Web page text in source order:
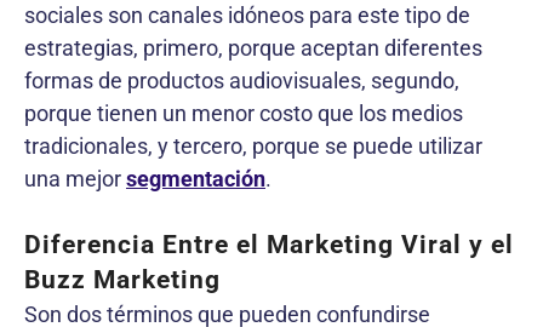
sociales son canales idóneos para este tipo de
estrategias, primero, porque aceptan diferentes
formas de productos audiovisuales, segundo,
porque tienen un menor costo que los medios
tradicionales, y tercero, porque se puede utilizar
una mejorsegmentación.
Diferencia Entre el Marketing Viral y el
Buzz Marketing
Son dos términos que pueden confundirse